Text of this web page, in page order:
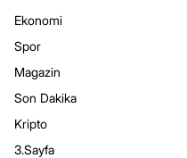
Ekonomi
Spor
Magazin
Son Dakika
Kripto
3.Sayfa